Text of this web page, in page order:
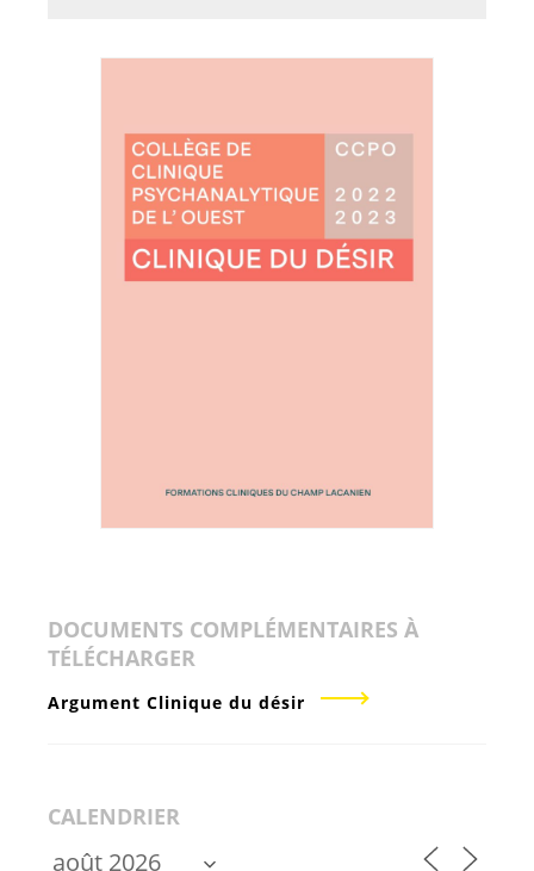
DOCUMENTS COMPLÉMENTAIRES À
TÉLÉCHARGER
Argument Clinique du désir
CALENDRIER